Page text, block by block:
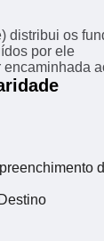
os
por ele
encaminhada